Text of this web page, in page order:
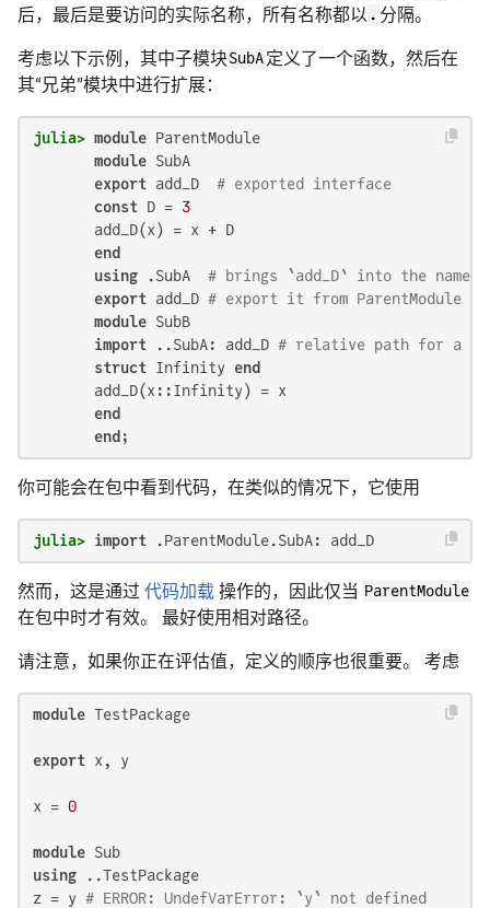
后，最后是要访问的实际名称，所有名称都以 . 分隔。
考虑以下示例，其中子模块SubA定义了一个函数，然后在
其“兄弟”模块中进行扩展：
julia> module ParentModule
module SubA
export add_D # exported interface
const D = 3
       add_D(x) = x + D
end
using .SubA # brings `add_D` into the
export add_D # export it from ParentModule
module SubB
import ..SubA: add_D # relative path for a
struct Infinity end
       add_D(x::Infinity) = x
end
end
你可能会在包中看到代码，在类似的情况下，它使用
julia> import
然而，这是通过 代码加载 操作的，因此仅当 ParentModule
在包中时才有效。 最好使用相对路径。
请注意，如果你正在评估值，定义的顺序也很重要。 考虑
module TestPackage
export x, y
x = 0
module
using ..TestPackage
z = y # ERROR: UndefVarError: `y` not defined